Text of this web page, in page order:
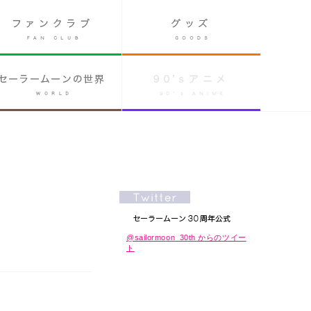
@sailormoon_30th からのツイー
ト